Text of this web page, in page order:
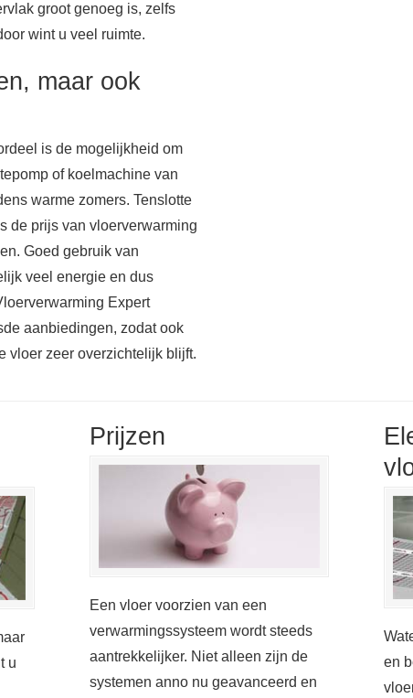
groot genoeg is, zelfs
wint u veel ruimte.
maar ook
is de mogelijkheid om
of koelmachine van
warme zomers. Tenslotte
de prijs van vloerverwarming
Goed gebruik van
veel energie en dus
Expert
aanbiedingen, zodat ook
vloer zeer overzichtelijk blijft.
u
Prijzen
Een vloer voorzien van een
verwarmingssysteem wordt steeds
aantrekkelijker. Niet alleen zijn de
systemen anno nu geavanceerd en
en